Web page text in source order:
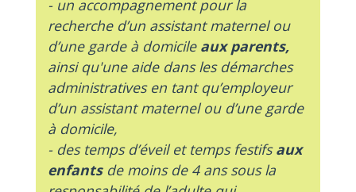
- un accompagnement pour la
recherche d’un assistant maternel ou
d’une garde à domicile aux parents,
ainsi qu'une aide dans les démarches
administratives en tant qu’employeur
d’un assistant maternel ou d’une garde
à domicile,
- des temps d’éveil et temps festifsaux
enfantsde moins de 4 ans sous la